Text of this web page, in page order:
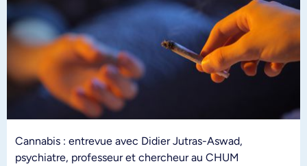
Cannabis : entrevue avec Didier Jutras-Aswad,
psychiatre, professeur et chercheur au CHUM